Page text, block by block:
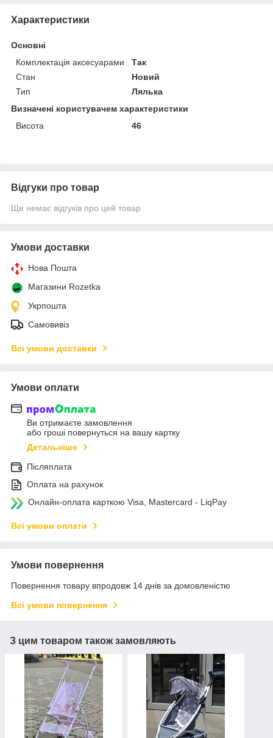
Характеристики
Основні
Комплектація аксесуарами
Так
Стан
Новий
Тип
Лялька
Визначені користувачем характеристики
Висота
46
Відгуки про товар
Ще немає відгуків про цей товар
Умови доставки
Нова Пошта
Магазини Rozetka
Укрпошта
Самовивіз
Всі умови доставки
Умови оплати
Ви отримаєте замовлення
або гроші повернуться на вашу картку
Детальніше
Післяплата
Оплата на рахунок
Онлайн-оплата карткою Visa, Mastercard - LiqPay
Всі умови оплати
Умови повернення
Повернення товару впродовж 14 днів за домовленістю
Всі умови повернення
З цим товаром також замовляють